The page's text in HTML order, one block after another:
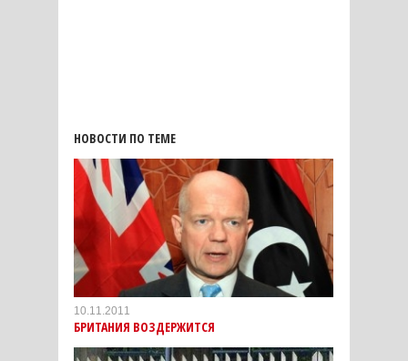
НОВОСТИ ПО ТЕМЕ
10.11.2011
БРИТАНИЯ ВОЗДЕРЖИТСЯ